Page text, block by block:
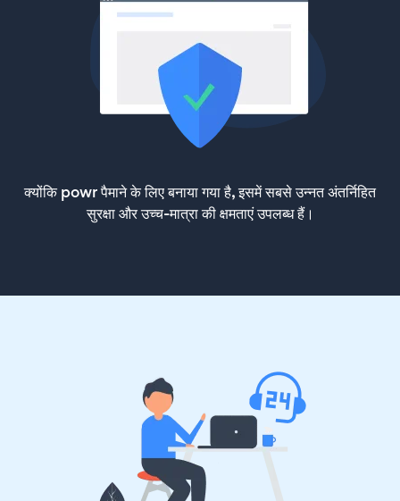
क्योंकि powr पैमाने के लिए बनाया गया है, इसमें सबसे उन्नत अंतर्निहित
सुरक्षा और उच्च-मात्रा की क्षमताएं उपलब्ध हैं।